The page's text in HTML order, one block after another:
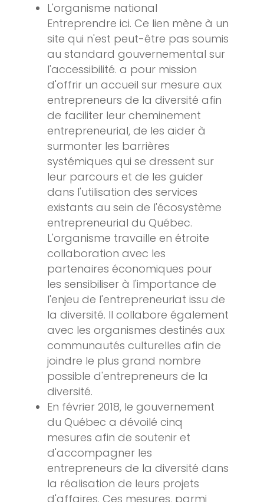
L'organisme national
Entreprendre ici. Ce lien mène à un
site qui n'est peut-être pas soumis
au standard gouvernemental sur
l'accessibilité. a pour mission
d'offrir un accueil sur mesure aux
entrepreneurs de la diversité afin
de faciliter leur cheminement
entrepreneurial, de les aider à
surmonter les barrières
systémiques qui se dressent sur
leur parcours et de les guider
dans l'utilisation des services
existants au sein de l'écosystème
entrepreneurial du Québec.
L'organisme travaille en étroite
collaboration avec les
partenaires économiques pour
les sensibiliser à l'importance de
l'enjeu de l'entrepreneuriat issu de
la diversité. Il collabore également
avec les organismes destinés aux
communautés culturelles afin de
joindre le plus grand nombre
possible d'entrepreneurs de la
diversité.
En février 2018, le gouvernement
du Québec a dévoilé cinq
mesures afin de soutenir et
d'accompagner les
entrepreneurs de la diversité dans
la réalisation de leurs projets
d'affaires. Ces mesures, parmi